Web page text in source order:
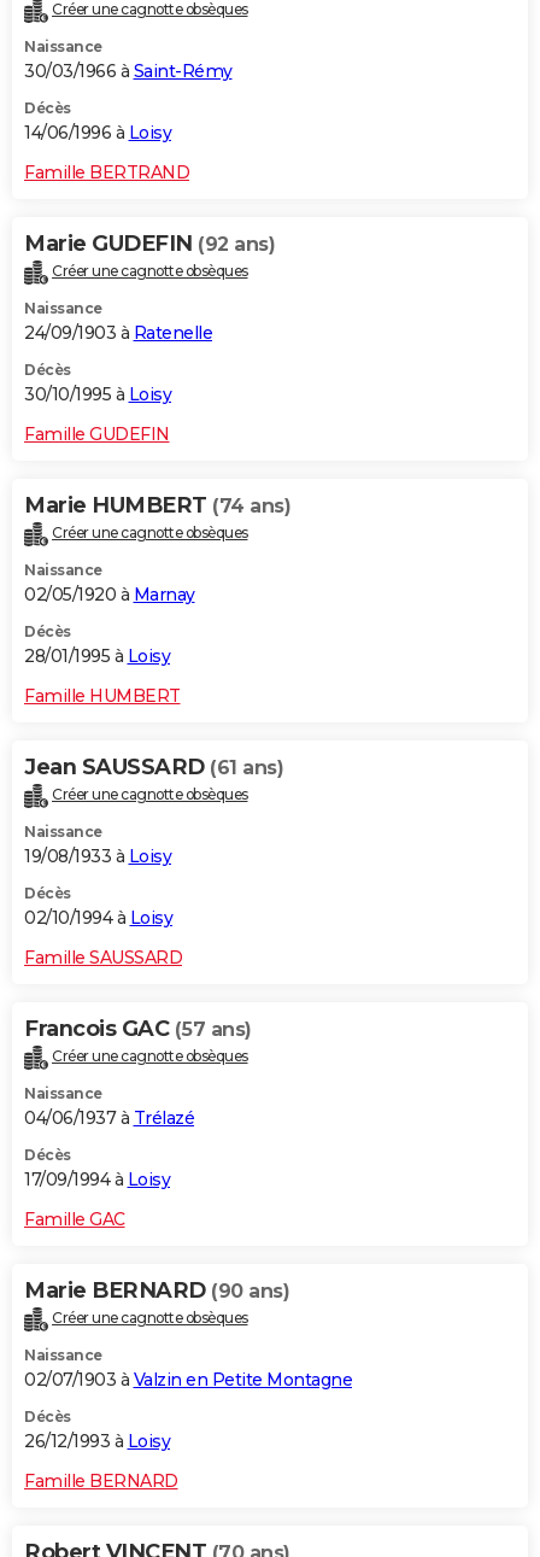
Créer une cagnotte obsèques
Naissance
30/03/1966 à Saint-Rémy
Décès
14/06/1996 à Loisy
Famille BERTRAND
Marie GUDEFIN (92 ans)
Créer une cagnotte obsèques
Naissance
24/09/1903 à Ratenelle
Décès
30/10/1995 à Loisy
Famille GUDEFIN
Marie HUMBERT (74 ans)
Créer une cagnotte obsèques
Naissance
02/05/1920 à Marnay
Décès
28/01/1995 à Loisy
Famille HUMBERT
Jean SAUSSARD (61 ans)
Créer une cagnotte obsèques
Naissance
19/08/1933 à Loisy
Décès
02/10/1994 à Loisy
Famille SAUSSARD
Francois GAC (57 ans)
Créer une cagnotte obsèques
Naissance
04/06/1937 à Trélazé
Décès
17/09/1994 à Loisy
Famille GAC
Marie BERNARD (90 ans)
Créer une cagnotte obsèques
Naissance
02/07/1903 à Valzin en Petite Montagne
Décès
26/12/1993 à Loisy
Famille BERNARD